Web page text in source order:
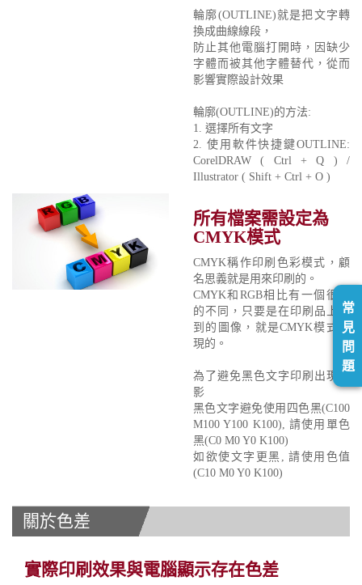
輪廓(OUTLINE)就是把文字轉
換成曲線線段，
防止其他電腦打開時，因缺少
字體而被其他字體替代，從而
影響實際設計效果
輪廓(OUTLINE)的方法:
1. 選擇所有文字
2. 使用軟件快捷鍵OUTLINE:
CorelDRAW ( Ctrl + Q ) /
Illustrator ( Shift + Ctrl + O )
所有檔案需設定為
CMYK模式
CMYK稱作印刷色彩模式，顧
名思義就是用來印刷的。
CMYK和RGB相比有一個很大
的不同，只要是在印刷品上看
到的圖像，就是CMYK模式表
現的。
為了避免黑色文字印刷出現重
影
黑色文字避免使用四色黑(C100
M100 Y100 K100), 請使用單色
黑(C0 M0 Y0 K100)
如欲使文字更黑, 請使用色值
(C10 M0 Y0 K100)
關於色差
實際印刷效果與電腦顯示存在色差
常
見
問
題